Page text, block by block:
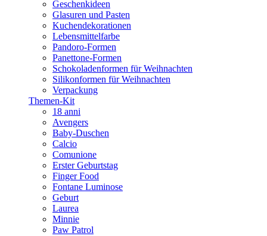
Geschenkideen
Glasuren und Pasten
Kuchendekorationen
Lebensmittelfarbe
Pandoro-Formen
Panettone-Formen
Schokoladenformen für Weihnachten
Silikonformen für Weihnachten
Verpackung
Themen-Kit
18 anni
Avengers
Baby-Duschen
Calcio
Comunione
Erster Geburtstag
Finger Food
Fontane Luminose
Geburt
Laurea
Minnie
Paw Patrol